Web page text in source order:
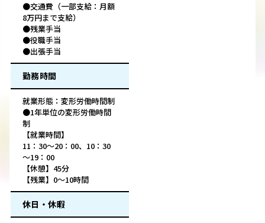
●交通費（一部支給：月額
8万円まで支給）
●残業手当
●役職手当
●出張手当
勤務時間
就業形態：変形労働時間制
●1年単位の変形労働時間
制
【就業時間】
11：30～20：00、10：30
～19：00
【休憩】45分
【残業】0～10時間
休日・休暇